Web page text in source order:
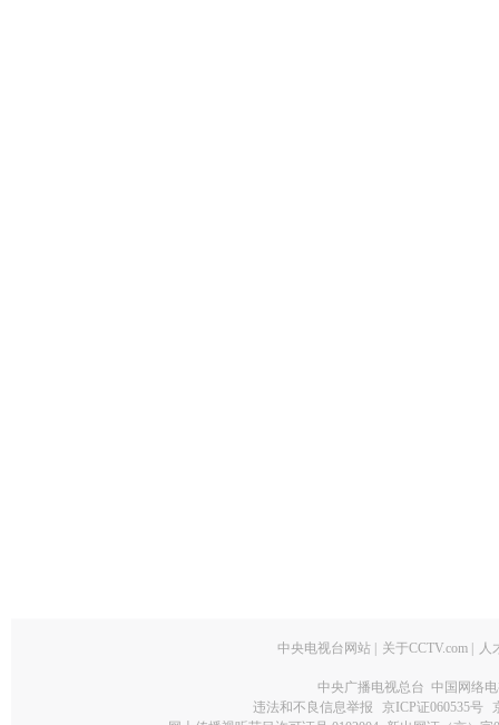
中央电视台网站 关于CCTV.com 人
中央广播电视总台 中国网络
违法和不良信息举报
京ICP证060535号